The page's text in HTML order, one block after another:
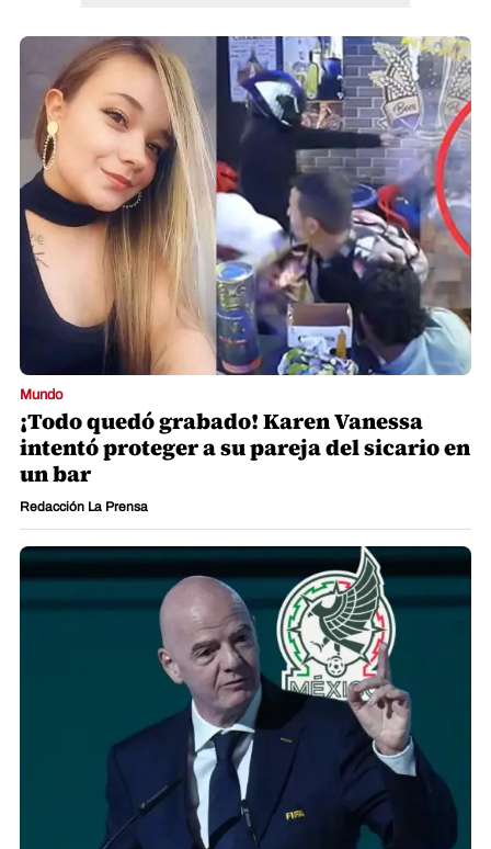
Mundo
¡Todo quedó grabado! Karen Vanessa
intentó proteger a su pareja del sicario en
un bar
Redacción La Prensa